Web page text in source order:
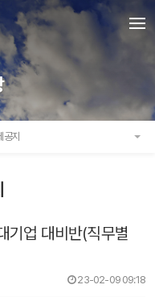
공지
기업 대비반(직무별
23-02-09 09:18